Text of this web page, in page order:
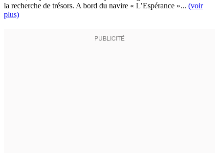
la recherche de trésors. A bord du navire « L’Espérance »... (voir
plus)